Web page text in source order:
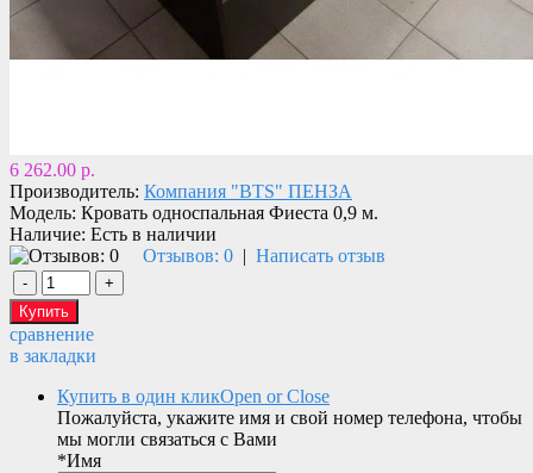
6 262.00 р.
Производитель: Компания "BTS" ПЕНЗА
Модель: Кровать односпальная Фиеста 0,9 м.
Наличие: Есть в наличии
Отзывов: 0 | Написать отзыв
сравнение
в закладки
Купить в один кликOpen or Close
Пожалуйста, укажите имя и свой номер телефона, чтобы
мы могли связаться с Вами
*Имя